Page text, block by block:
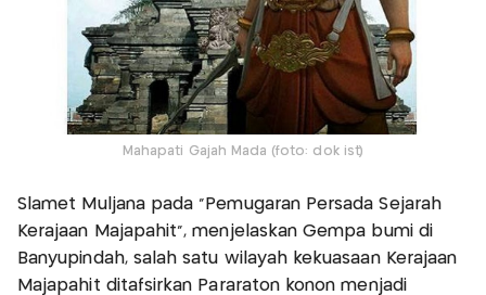
Mahapati Gajah Mada (foto: dok ist)
Slamet Muljana pada "Pemugaran Persada Sejarah
Kerajaan Majapahit", menjelaskan Gempa bumi di
Banyupindah, salah satu wilayah kekuasaan Kerajaan
Majapahit ditafsirkan Pararaton konon menjadi